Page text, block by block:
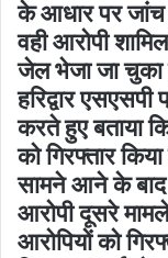
के आधार पर जांच
वही आरोपी
जेल भेजा जा चुका
हरिद्वार
करते हुए बताया
को गिरफ्तार
सामने आने के बाद
आरोपी दूसरे
आरोपियों को